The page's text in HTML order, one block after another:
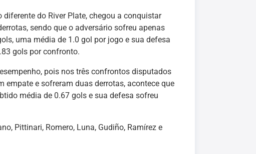
do River Plate, chegou a conquistar
sendo que o adversário sofreu apenas
uma média de 1.0 gol por jogo e sua defesa
gols por confronto.
pois nos três confrontos disputados
e sofreram duas derrotas, acontece que
média de 0.67 gols e sua defesa sofreu
Pittinari, Romero, Luna, Gudiño, Ramírez e